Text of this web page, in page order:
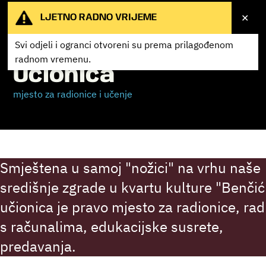
LJETNO RADNO VRIJEME
Svi odjeli i ogranci otvoreni su prema prilagođenom
radnom vremenu.
✕
Učionica
mjesto za radionice i učenje
Smještena u samoj "nožici" na vrhu naše
središnje zgrade u kvartu kulture "Benčić
učionica je pravo mjesto za radionice, rad
s računalima, edukacijske susrete,
predavanja.